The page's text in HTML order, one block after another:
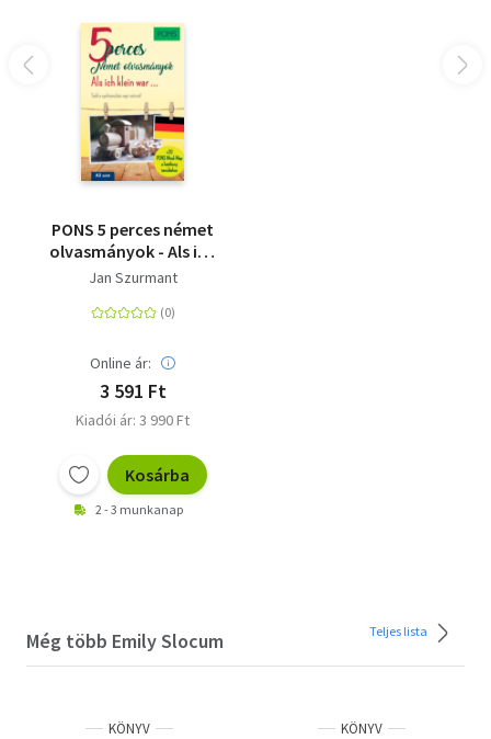
PONS 5 perces német
olvasmányok - Als ich
klein war...
Jan Szurmant
Online ár:
3 591 Ft
Kiadói ár: 3 990 Ft
Kosárba
2 - 3 munkanap
Még több Emily Slocum Teljes lista
KÖNYV KÖNYV